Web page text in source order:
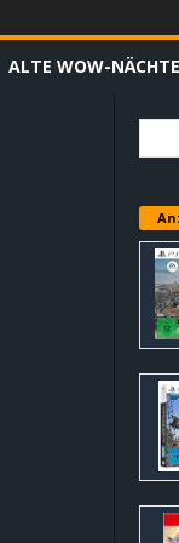
ALTE WOW-NÄCHTE